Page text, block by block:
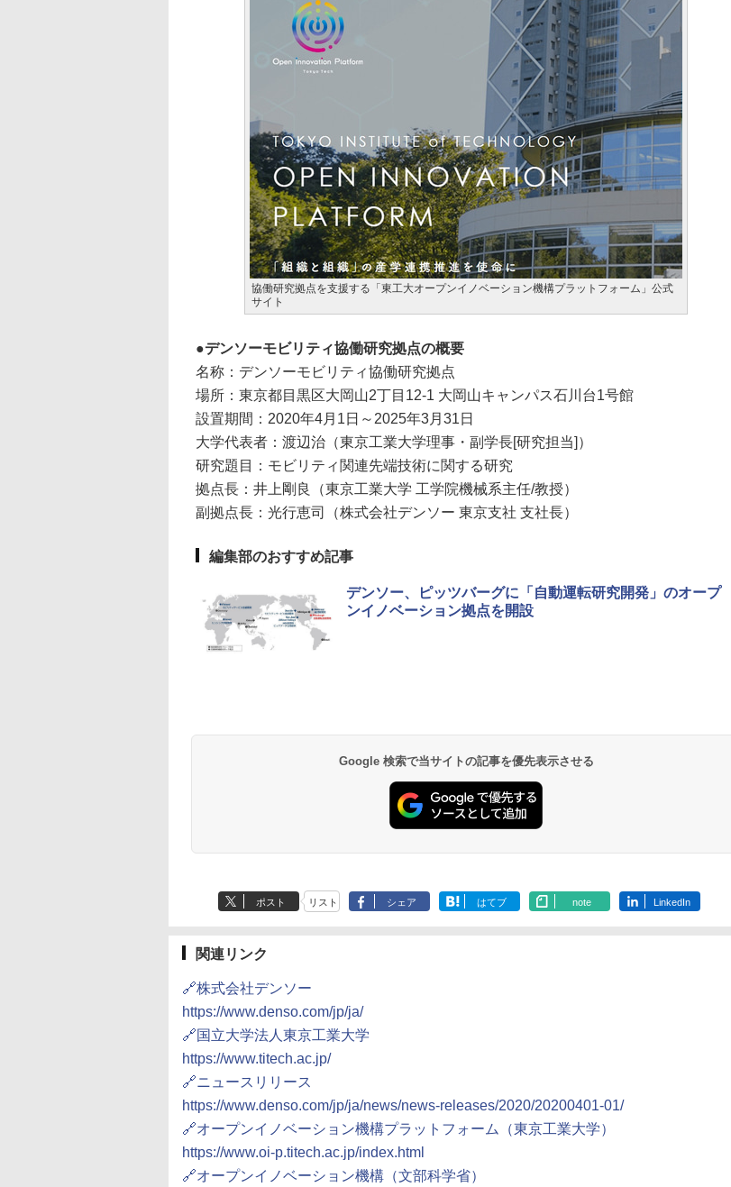
協働研究拠点を支援する「東工大オープンイノベーション機構プラットフォーム」公式
サイト
デンソーモビリティ協働研究拠点の概要
名称：デンソーモビリティ協働研究拠点
場所：東京都目黒区大岡山2丁目12-1 大岡山キャンパス石川台1号館
設置期間：2020年4月1日～2025年3月31日
大学代表者：渡辺治（東京工業大学理事・副学長[研究担当]）
研究題目：モビリティ関連先端技術に関する研究
拠点長：井上剛良（東京工業大学 工学院機械系主任/教授）
副拠点長：光行恵司（株式会社デンソー 東京支社 支社長）
編集部のおすすめ記事
デンソー、ピッツバーグに「自動運転研究開発」のオープ
ンイノベーション拠点を開設
Google 検索で当サイトの記事を優先表示させる
ポスト リスト シェア はてブ note LinkedIn
関連リンク
🔗株式会社デンソー
https://www.denso.com/jp/ja/
🔗国立大学法人東京工業大学
https://www.titech.ac.jp/
🔗ニュースリリース
https://www.denso.com/jp/ja/news/news-releases/2020/20200401-01/
🔗オープンイノベーション機構プラットフォーム（東京工業大学）
https://www.oi-p.titech.ac.jp/index.html
🔗オープンイノベーション機構（文部科学省）